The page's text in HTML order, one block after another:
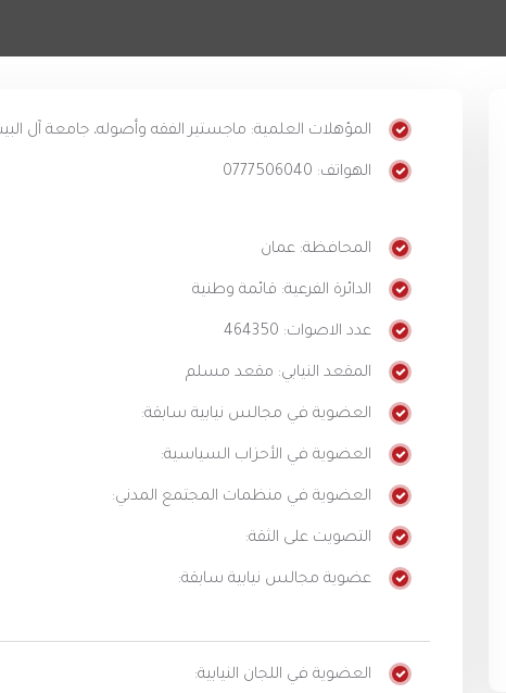
المؤهلات العلمية: ماجستير الفقه وأصوله،‏ جامعة آل
الهواتف: 0777506040
المحافظة: عمان
الدائرة الفرعية: قائمة وطنية
عدد الاصوات: 464350
المقعد النيابي: مقعد مسلم
العضوية في مجالس نيابية سابقة:
العضوية في الأحزاب السياسية:
العضوية في منظمات المجتمع المدني:
التصويت على الثقة:
عضوية مجالس نيابية سابقة:
العضوية في اللجان النيابية: